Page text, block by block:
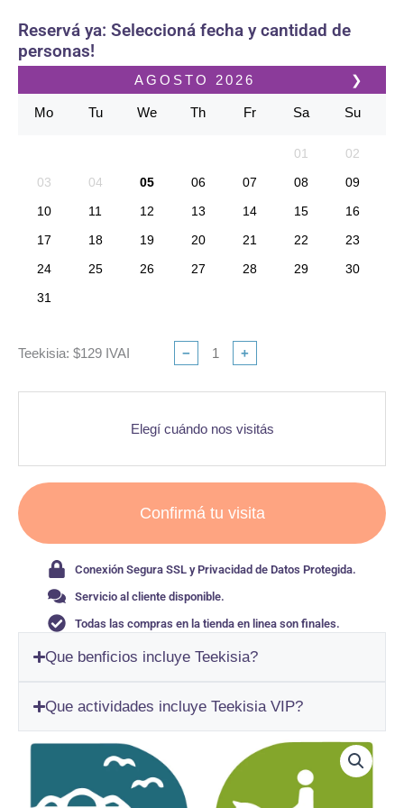
Reservá ya: Seleccioná fecha y cantidad de
personas!
❯
AGOSTO 2026
Mo Tu We Th Fr Sa Su
01
02
03
04 05 06 07 08
09
10
11 12 13 14 15
16
17
18 19 20 21 22
23
24
25 26 27 28 29
30
31
Teekisia: $129 IVAI − +
Elegí cuándo nos visitás
Confirmá tu visita
Conexión Segura SSL y Privacidad de Datos Protegida.
Servicio al cliente disponible.
Todas las compras en la tienda en linea son finales.
Que benficios incluye Teekisia?
Que actividades incluye Teekisia VIP?